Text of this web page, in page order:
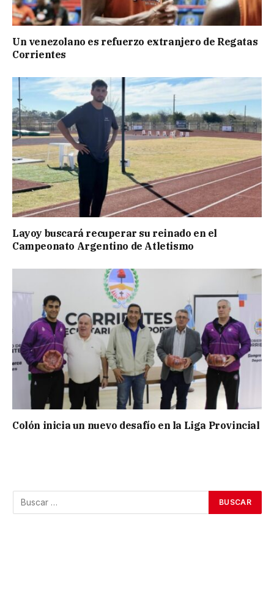
Un venezolano es refuerzo extranjero de Regatas
Corrientes
Layoy buscará recuperar su reinado en el
Campeonato Argentino de Atletismo
Colón inicia un nuevo desafío en la Liga Provincial